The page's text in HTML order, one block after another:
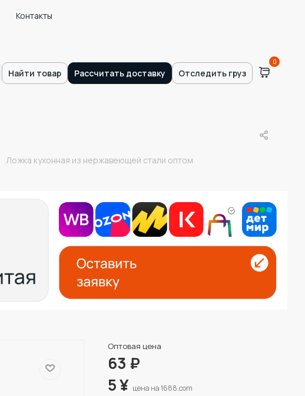
Контакты
Найти товар Рассчитать доставку Отследить груз
0
Ложка кухонная из нержавеющей стали оптом
Оптовая цена
63 ₽
5¥ цена на 1688.com